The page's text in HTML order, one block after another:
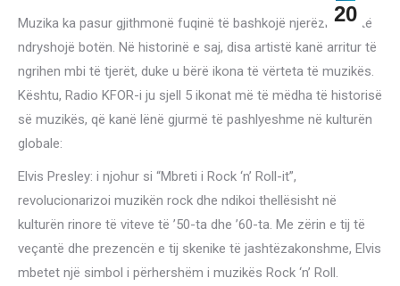
20
Muzika ka pasur gjithmonë fuqinë të bashkojë njerëzit dhe të
ndryshojë botën. Në historinë e saj, disa artistë kanë arritur të
ngrihen mbi të tjerët, duke u bërë ikona të vërteta të muzikës.
Kështu, Radio KFOR-i ju sjell 5 ikonat më të mëdha të historisë
së muzikës, që kanë lënë gjurmë të pashlyeshme në kulturën
globale:
Elvis Presley: i njohur si “Mbreti i Rock ‘n’ Roll-it”,
revolucionarizoi muzikën rock dhe ndikoi thellësisht në
kulturën rinore të viteve të ’50-ta dhe ’60-ta. Me zërin e tij të
veçantë dhe prezencën e tij skenike të jashtëzakonshme, Elvis
mbetet një simbol i përhershëm i muzikës Rock ‘n’ Roll.